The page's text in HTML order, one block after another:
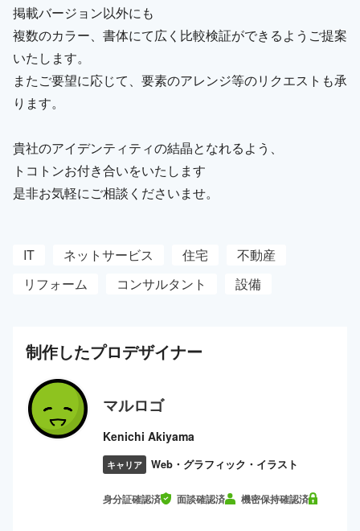
掲載バージョン以外にも
複数のカラー、書体にて広く比較検証ができるようご提案
いたします。
またご要望に応じて、要素のアレンジ等のリクエストも承
ります。
貴社のアイデンティティの結晶となれるよう、
トコトンお付き合いをいたします
是非お気軽にご相談くださいませ。
IT ネットサービス 住宅
不動産
リフォーム
コンサルタント 設備
制作したプロデザイナー
マルロゴ
Kenichi Akiyama
キャリア Web・グラフィック・イラスト
身分証確認済 面談確認済 機密保持確認済